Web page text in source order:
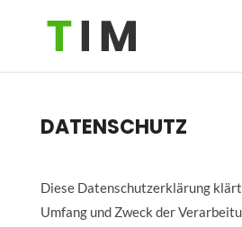
DATENSCHUTZ
Diese Datenschutzerklärung
Umfang und Zweck der